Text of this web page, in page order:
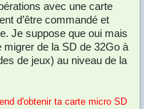
avec une carte
d’être commandé et
Je suppose que oui mais
migrer de la SD de 32Go à
de jeux) au niveau de la
d'obtenir ta carte micro SD